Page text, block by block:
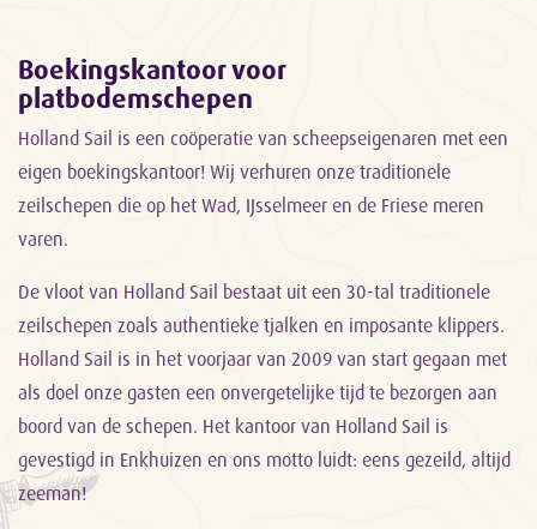
Boekingskantoor voor
platbodemschepen
Holland Sail is een coöperatie van scheepseigenaren met een
eigen boekingskantoor! Wij verhuren onze traditionele
zeilschepen die op het Wad, IJsselmeer en de Friese meren
varen.
De vloot van Holland Sail bestaat uit een 30-tal traditionele
zeilschepen zoals authentieke tjalken en imposante klippers.
Holland Sail is in het voorjaar van 2009 van start gegaan met
als doel onze gasten een onvergetelijke tijd te bezorgen aan
boord van de schepen. Het kantoor van Holland Sail is
gevestigd in Enkhuizen en ons motto luidt: eens gezeild, altijd
zeeman!